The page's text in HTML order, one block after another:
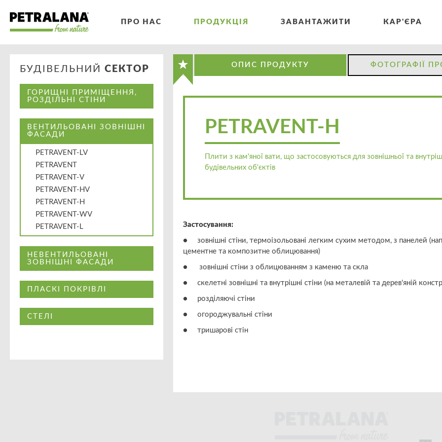
ПРО НАС ПРОДУКЦІЯ ЗАВАНТАЖИТИ КАР'ЄРА
БУДІВЕЛЬНИЙ СЕКТОР
ГОРИЩНІ ПРИМІЩЕННЯ,
РОЗДІЛЬНІ СТІНИ
ВЕНТИЛЬОВАНІ ЗОВНІШНІ
ФАСАДИ
PETRAVENT-LV
PETRAVENT
PETRAVENT-V
PETRAVENT-HV
PETRAVENT-H
PETRAVENT-WV
PETRAVENT-L
НЕВЕНТИЛЬОВАНІ
ЗОВНІШНІ ФАСАДИ
ПЛАСКІ ПОКРІВЛІ
СТЕЛІ
ОПИС ПРОДУКТУ ФОТОГРАФІЇ
PETRAVENT-H
Плити з кам'яної вати, що застосовуються для зовнішньої та
будівельних об'єктів
Застосування:
● зовнішні стіни, термоізольовані легким сухим методом, з панелей
цементне та композитне облицювання)
● зовнішні стіни з облицюванням з каменю та скла
● скелетні зовнішні та внутрішні стіни (на металевій та дерев'яній
● розділяючі стіни
● огороджувальні стіни
● тришарові стін